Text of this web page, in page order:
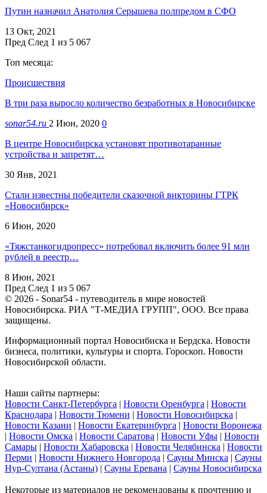
Путин назначил Анатолия Серышева полпредом в СФО
13 Окт, 2021
Пред След 1 из 5 067
Топ месяца:
Происшествия
В три раза выросло количество безработных в Новосибирске
sonar54.ru 2 Июн, 2020 0
В центре Новосибирска установят противотаранные
устройства и запретят…
30 Янв, 2021
Стали известны победители сказочной викторины ГТРК
«Новосибирск»
6 Июн, 2020
«Тяжстанкогидропресс» потребовал включить более 91 млн
рублей в реестр…
8 Июн, 2021
Пред След 1 из 5 067
© 2026 - Sonar54 - путеводитель в мире новостей
Новосибирска. РИА "Т-МЕДИА ГРУПП", ООО. Все права
защищены.
Информационный портал Новосибиска и Бердска. Новости
бизнеса, политики, культуры и спорта. Гороскоп. Новости
Новосибирской области.
Наши сайты партнеры:
Новости Санкт-Петербурга | Новости Оренбурга | Новости
Краснодара | Новости Тюмени | Новости Новосибирска |
Новости Казани | Новости Екатеринбурга | Новости Воронежа
| Новости Омска | Новости Саратова | Новости Уфы | Новости
Самары | Новости Хабаровска | Новости Челябинска | Новости
Перми | Новости Нижнего Новгорода | Сауны Минска | Сауны
Нур-Султана (Астаны) | Сауны Еревана | Сауны Новосибирска
Некоторые из материалов не рекомендованы к прочтению и